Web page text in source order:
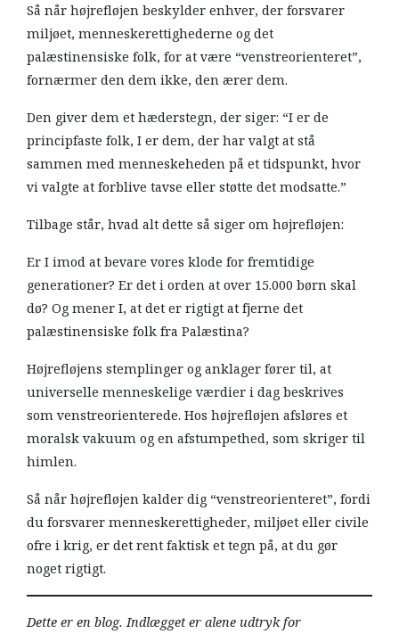
Så når højrefløjen beskylder enhver, der forsvarer
miljøet, menneskerettighederne og det
palæstinensiske folk, for at være “venstreorienteret”,
fornærmer den dem ikke, den ærer dem.
Den giver dem et hæderstegn, der siger: “I er de
principfaste folk, I er dem, der har valgt at stå
sammen med menneskeheden på et tidspunkt, hvor
vi valgte at forblive tavse eller støtte det modsatte.”
Tilbage står, hvad alt dette så siger om højrefløjen:
Er I imod at bevare vores klode for fremtidige
generationer? Er det i orden at over 15.000 børn skal
dø? Og mener I, at det er rigtigt at fjerne det
palæstinensiske folk fra Palæstina?
Højrefløjens stemplinger og anklager fører til, at
universelle menneskelige værdier i dag beskrives
som venstreorienterede. Hos højrefløjen afsløres et
moralsk vakuum og en afstumpethed, som skriger til
himlen.
Så når højrefløjen kalder dig “venstreorienteret”, fordi
du forsvarer menneskerettigheder, miljøet eller civile
ofre i krig, er det rent faktisk et tegn på, at du gør
noget rigtigt.
Dette er en blog. Indlægget er alene udtryk for